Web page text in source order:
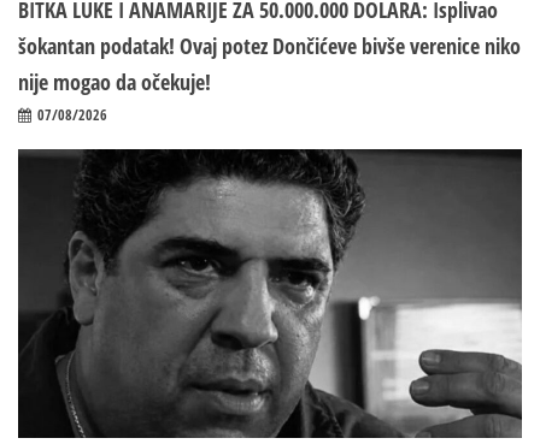
BITKA LUKE I ANAMARIJE ZA 50.000.000 DOLARA: Isplivao
šokantan podatak! Ovaj potez Dončićeve bivše verenice niko
nije mogao da očekuje!
07/08/2026